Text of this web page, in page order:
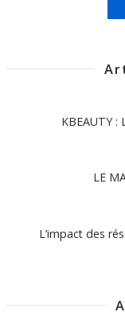
KBEAUTY :
LE
L’impact des